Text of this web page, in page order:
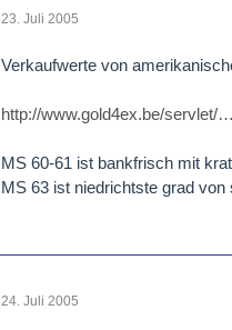
23. Juli 2005
Verkaufwerte von
http://www.gold4ex.be/servlet/
MS 60-61 ist bankfrisch mit
MS 63 ist niedrichtste grad von
24. Juli 2005